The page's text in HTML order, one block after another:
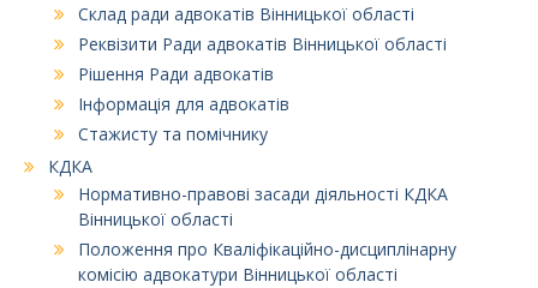
Склад ради адвокатів Вінницької області
Реквізити Ради адвокатів Вінницької області
Рішення Ради адвокатів
Інформація для адвокатів
Стажисту та помічнику
КДКА
Нормативно-правові засади діяльності КДКА
Вінницької області
Положення про Кваліфікаційно-дисциплінарну
комісію адвокатури Вінницької області